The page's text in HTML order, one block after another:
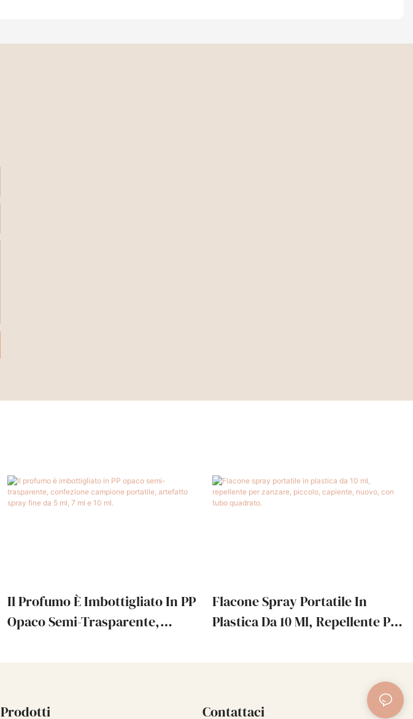
Il Profumo È Imbottigliato In PP
Opaco Semi-Trasparente,
Flacone Spray Portatile In
Plastica Da 10 Ml, Repellente Per
Prodotti Contattaci